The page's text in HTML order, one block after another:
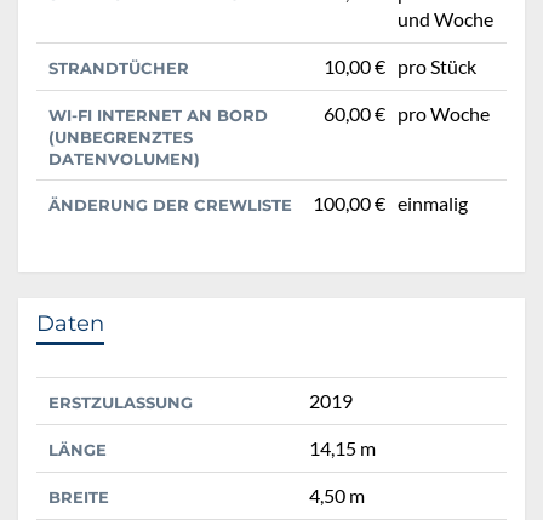
und Woche
STRANDTÜCHER 10,00 € pro Stück
WI-FI INTERNET AN BORD
(UNBEGRENZTES
DATENVOLUMEN)
60,00 € pro Woche
ÄNDERUNG DER CREWLISTE 100,00 € einmalig
Daten
ERSTZULASSUNG 2019
LÄNGE 14,15 m
BREITE 4,50 m